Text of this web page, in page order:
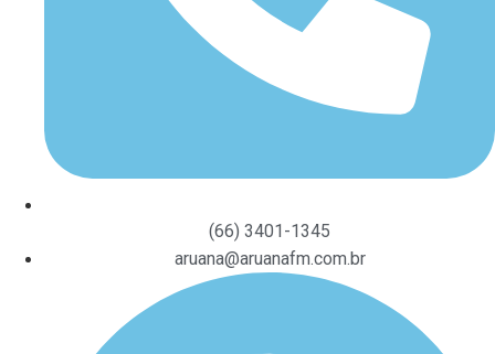
(66) 3401-1345
aruana@aruanafm.com.br